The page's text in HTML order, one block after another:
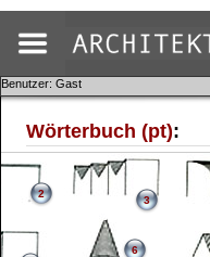
Benutzer: Gast
Wörterbuch (pt):
2
3
6